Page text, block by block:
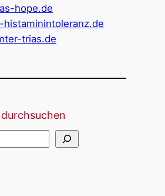
hope.de
histaminintoleranz.de
trias.de